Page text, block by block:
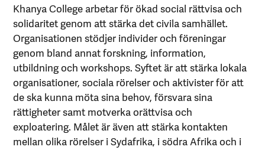
Khanya College arbetar för ökad social rättvisa och
solidaritet genom att stärka det civila samhället.
Organisationen stödjer individer och föreningar
genom bland annat forskning, information,
utbildning och workshops. Syftet är att stärka lokala
organisationer, sociala rörelser och aktivister för att
de ska kunna möta sina behov, försvara sina
rättigheter samt motverka orättvisa och
exploatering. Målet är även att stärka kontakten
mellan olika rörelser i Sydafrika, i södra Afrika och i